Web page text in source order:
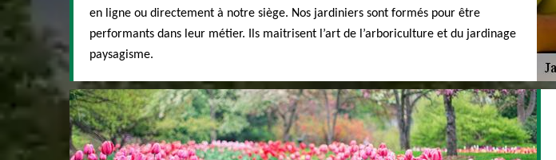
en ligne ou directement à notre siège. Nos jardiniers sont formés pour être
performants dans leur métier. Ils maitrisent l’art de l’arboriculture et du jardinage
paysagisme.